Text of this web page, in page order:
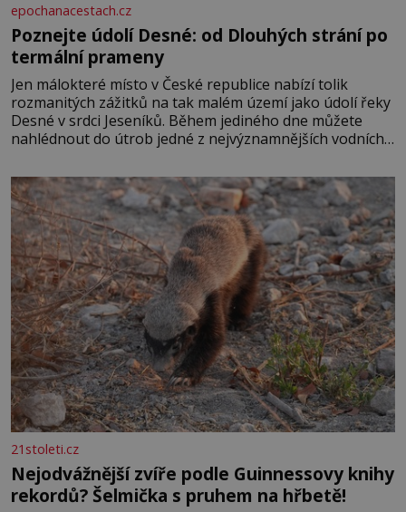
epochanacestach.cz
Poznejte údolí Desné: od Dlouhých strání po
termální prameny
Jen málokteré místo v České republice nabízí tolik
rozmanitých zážitků na tak malém území jako údolí řeky
Desné v srdci Jeseníků. Během jediného dne můžete
nahlédnout do útrob jedné z nejvýznamnějších vodních
se na koloběžce a den zakončit poznáváním památek ve
Velkých Losinách nebo v termálním
21stoleti.cz
Nejodvážnější zvíře podle Guinnessovy knihy
rekordů? Šelmička s pruhem na hřbetě!